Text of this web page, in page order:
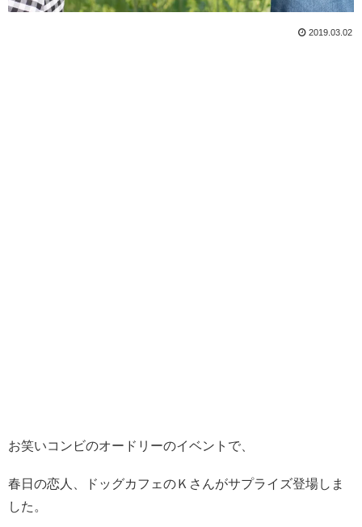
2019.03.02
お笑いコンビのオードリーのイベントで、
春日の恋人、ドッグカフェのＫさんがサプライズ登場しま
した。